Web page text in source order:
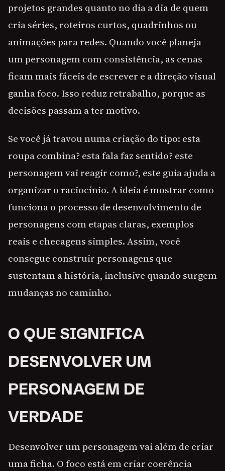
projetos grandes quanto no dia a dia de quem
cria séries, roteiros curtos, quadrinhos ou
animações para redes. Quando você planeja
um personagem com consistência, as cenas
ficam mais fáceis de escrever e a direção visual
ganha foco. Isso reduz retrabalho, porque as
decisões passam a ter motivo.
Se você já travou numa criação do tipo: esta
roupa combina? esta fala faz sentido? este
personagem vai reagir como?, este guia ajuda a
organizar o raciocínio. A ideia é mostrar como
funciona o processo de desenvolvimento de
personagens com etapas claras, exemplos
reais e checagens simples. Assim, você
consegue construir personagens que
sustentam a história, inclusive quando surgem
mudanças no caminho.
O QUE SIGNIFICA
DESENVOLVER UM
PERSONAGEM DE
VERDADE
Desenvolver um personagem vai além de criar
uma ficha. O foco está em criar coerência